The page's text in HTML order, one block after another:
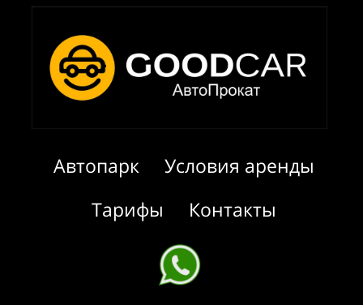
Автопарк
Условия аренды
Тарифы
Контакты